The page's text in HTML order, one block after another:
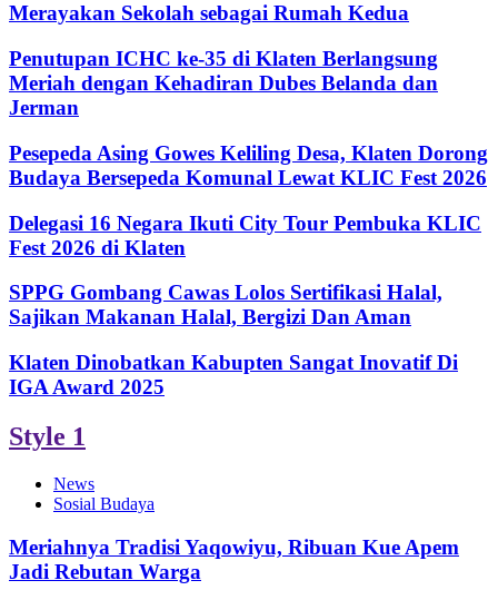
Merayakan Sekolah sebagai Rumah Kedua
Penutupan ICHC ke-35 di Klaten Berlangsung
Meriah dengan Kehadiran Dubes Belanda dan
Jerman
Pesepeda Asing Gowes Keliling Desa, Klaten Dorong
Budaya Bersepeda Komunal Lewat KLIC Fest 2026
Delegasi 16 Negara Ikuti City Tour Pembuka KLIC
Fest 2026 di Klaten
SPPG Gombang Cawas Lolos Sertifikasi Halal,
Sajikan Makanan Halal, Bergizi Dan Aman
Klaten Dinobatkan Kabupten Sangat Inovatif Di
IGA Award 2025
Style 1
News
Sosial Budaya
Meriahnya Tradisi Yaqowiyu, Ribuan Kue Apem
Jadi Rebutan Warga